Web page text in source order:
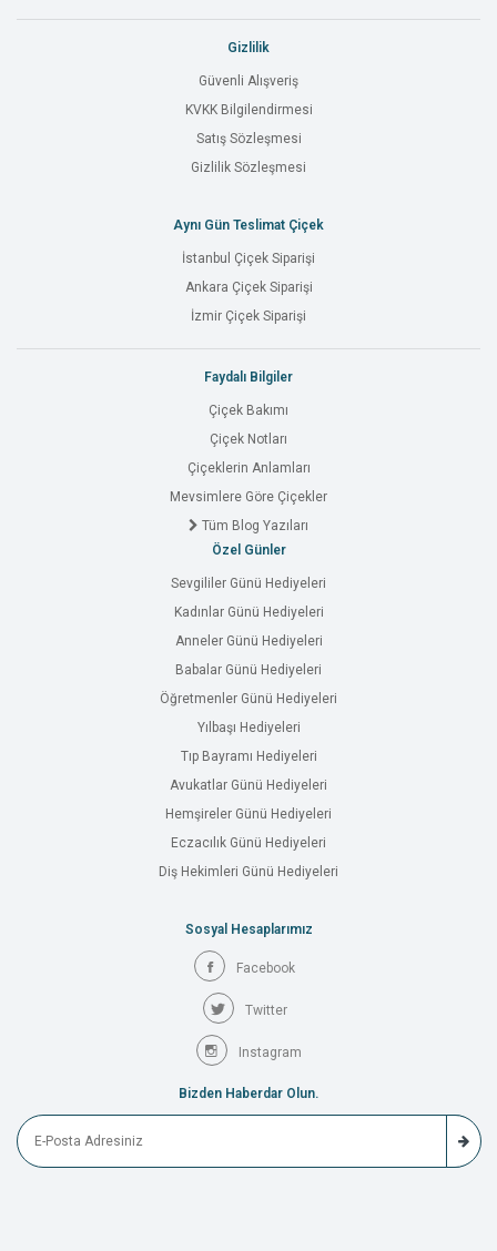
Gizlilik
Güvenli Alışveriş
KVKK Bilgilendirmesi
Satış Sözleşmesi
Gizlilik Sözleşmesi
Aynı Gün Teslimat Çiçek
İstanbul Çiçek Siparişi
Ankara Çiçek Siparişi
İzmir Çiçek Siparişi
Faydalı Bilgiler
Çiçek Bakımı
Çiçek Notları
Çiçeklerin Anlamları
Mevsimlere Göre Çiçekler
Tüm Blog Yazıları
Özel Günler
Sevgililer Günü Hediyeleri
Kadınlar Günü Hediyeleri
Anneler Günü Hediyeleri
Babalar Günü Hediyeleri
Öğretmenler Günü Hediyeleri
Yılbaşı Hediyeleri
Tıp Bayramı Hediyeleri
Avukatlar Günü Hediyeleri
Hemşireler Günü Hediyeleri
Eczacılık Günü Hediyeleri
Diş Hekimleri Günü Hediyeleri
Sosyal Hesaplarımız
Facebook
Twitter
Instagram
Bizden Haberdar Olun.